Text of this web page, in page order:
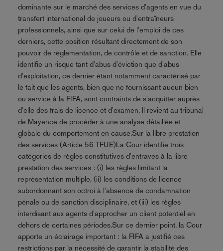
dominante sur le marché des services d'agents en vue du
transfert international de joueurs ou d'entraîneurs
professionnels, ainsi que sur celui de l'emploi de ces
derniers, cette position résultant directement de son
pouvoir de réglementation, de contrôle et de sanction. Elle
identifie un risque tant d'abus d'éviction que d'abus
d'exploitation, ce dernier étant notamment caractérisé par
le fait que les agents, bien que ne fournissant aucun bien
ou service à la FIFA, sont contraints de s'acquitter auprès
d'elle des frais de licence et d'examen. Il revient au tribunal
de Mayence de procéder à une analyse détaillée et
globale du comportement en cause.Sur la libre prestation
des services (Article 56 TFUE)La Cour identifie trois
catégories de règles constitutives d'entraves à la libre
prestation des services : (i) les règles limitant la
représentation multiple, (ii) les conditions de licence
subordonnant son octroi à l'absence de condamnation
pénale ou de sanction disciplinaire, et (iii) les règles
interdisant aux agents d'approcher un client potentiel en
dehors de certaines périodes.Sur ce dernier point, la Cour
apporte un éclairage important : la FIFA a justifié ces
restrictions par la nécessité de garantir la stabilité des